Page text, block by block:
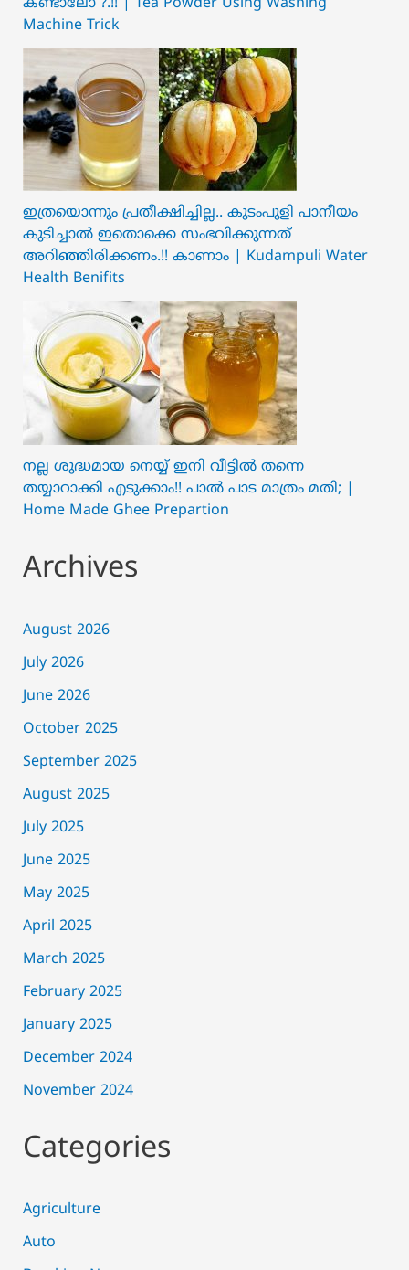
Machine Trick
ഇത്രയൊന്നും പ്രതീക്ഷിച്ചില്ല.. ക‍ു‌ടംപുളി പാനീയം
കുടിച്ചാൽ ഇതൊക്കെ സംഭവിക്കുന്നത്
അറിഞ്ഞിരിക്കണം.!! കാണാം | Kudampuli Water
Health Benifits
നല്ല ശുദ്ധമായ നെയ്യ് ഇനി വീട്ടിൽ തന്നെ
തയ്യാറാക്കി എടുക്കാം!! പാൽ പാട മാത്രം മതി; |
Home Made Ghee Prepartion
Archives
August 2026
July 2026
June 2026
October 2025
September 2025
August 2025
July 2025
June 2025
May 2025
April 2025
March 2025
February 2025
January 2025
December 2024
November 2024
Categories
Agriculture
Auto